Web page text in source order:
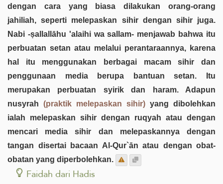
dengan cara yang biasa dilakukan orang-orang
jahiliah, seperti melepaskan sihir dengan sihir juga.
Nabi -ṣallallāhu 'alaihi wa sallam- menjawab bahwa itu
perbuatan setan atau melalui perantaraannya, karena
hal itu menggunakan berbagai macam sihir dan
penggunaan media berupa bantuan setan. Itu
merupakan perbuatan syirik dan haram. Adapun
nusyrah (praktik melepaskan sihir) yang dibolehkan
ialah melepaskan sihir dengan ruqyah atau dengan
mencari media sihir dan melepaskannya dengan
tangan disertai bacaan Al-Qur`ān atau dengan obat-
obatan yang diperbolehkan.
Faidah dari Hadis